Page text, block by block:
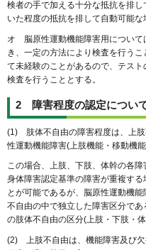
検者の手で加える十分な抵抗を排
いた程度の抵抗を排して自動可能
オ 脳原性運動機能障害用について
き、一定の方法により検査を行う
て未経験のことがあるので、テス
検査を行うこととする。
2 障害程度の認定につい
(1) 肢体不自由の障害程度は、上
性運動機能障害(上肢機能・移動機能
この場合、上肢、下肢、体幹の各障
身体障害認定基準の障害が重複す
とが可能であるが、脳原性運動機
不自由の中で独立した障害区分で
の肢体不自由の区分(上肢・下肢・
(2) 上肢不自由は、機能障害及び